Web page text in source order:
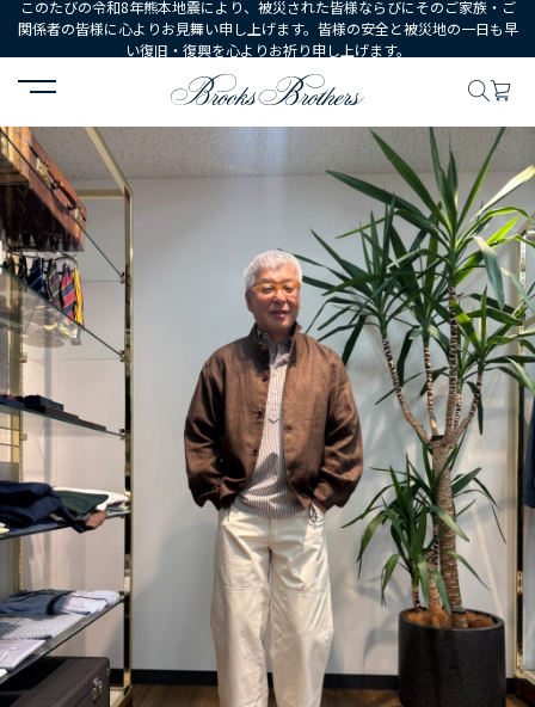
このたびの令和8年熊本地震により、被災された皆様ならびにそのご家族・ご
関係者の皆様に心よりお見舞い申し上げます。皆様の安全と被災地の一日も早
い復旧・復興を心よりお祈り申し上げます。
HOME コーディネート コーディネート詳細